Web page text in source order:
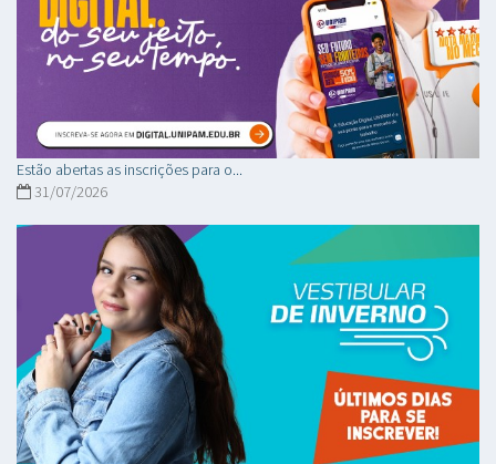
Estão abertas as inscrições para o...
31/07/2026